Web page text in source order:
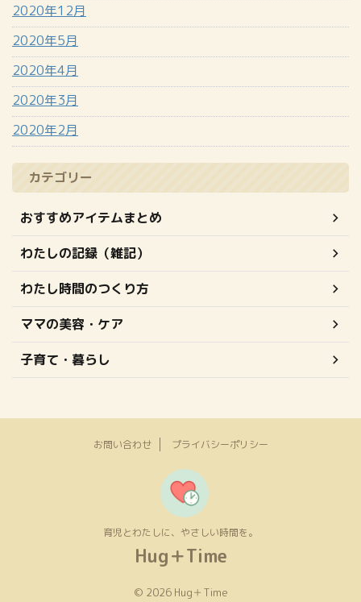
2020年12月
2020年5月
2020年4月
2020年3月
2020年2月
カテゴリー
おすすめアイテムまとめ
わたしの記録（雑記）
わたし時間のつくり方
ママの美容・ケア
子育て・暮らし
お問い合わせ プライバシーポリシー
育児とわたしに、やさしい時間を。
Hug＋Time
© 2026 Hug＋Time